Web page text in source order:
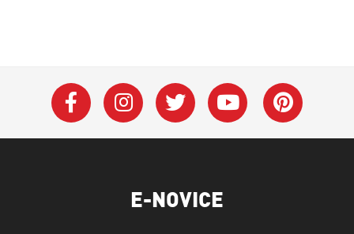
E-NOVICE